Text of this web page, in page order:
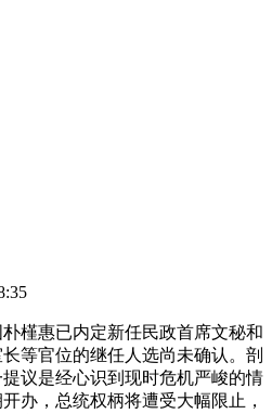
槿惠已内定新任民政首席文秘和
等官位的继任人选尚未确认。剖
议是经心识到现时危机严峻的情
办，总统权柄将遭受大幅限止，